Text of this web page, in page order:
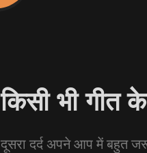
किसी भी गीत
दूसरा दर्द अपने आप में बहुत